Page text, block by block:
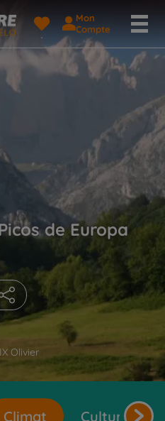
Mon
Compte
Olivier
de Europa
Climat Cultures et